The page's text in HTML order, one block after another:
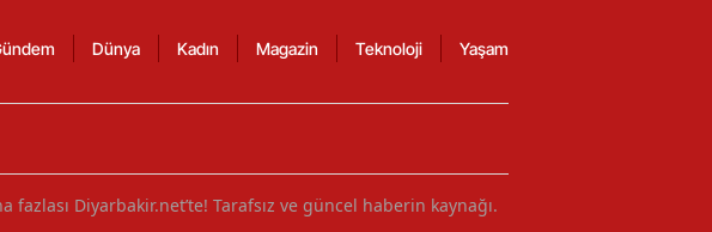
Dünya Kadın Magazin Teknoloji Yaşam
Diyarbakir.net’te! Tarafsız ve güncel haberin kaynağı.